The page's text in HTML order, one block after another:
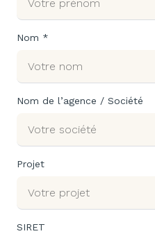
Nom *
Nom de l’agence / Société
Projet
SIRET